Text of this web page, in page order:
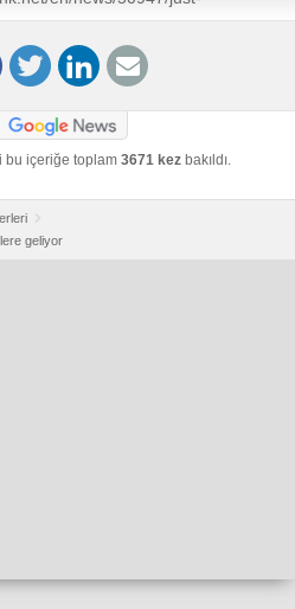
2077-ultimate-edition-coming-to-
bu içeriğe toplam 3671 kez bakıldı.
geliyor